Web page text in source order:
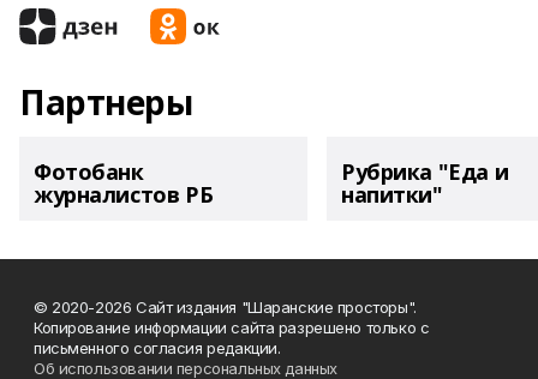
Партнеры
Фотобанк
журналистов РБ
Рубрика "Еда и
напитки"
© 2020-2026 Сайт издания "Шаранские просторы".
Копирование информации сайта разрешено только с
письменного согласия редакции.
Об использовании персональных данных